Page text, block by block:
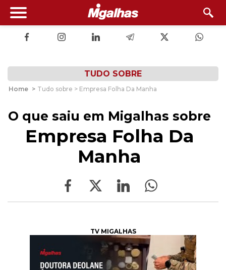
TUDO SOBRE
Home > Tudo sobre > Empresa Folha Da Manha
O que saiu em Migalhas sobre
Empresa Folha Da
Manha
TV MIGALHAS